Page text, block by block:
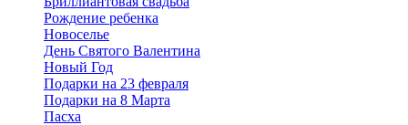
Рождение ребенка
Новоселье
День Святого Валентина
Новый Год
Подарки на 23 февраля
Подарки на 8 Марта
Пасха